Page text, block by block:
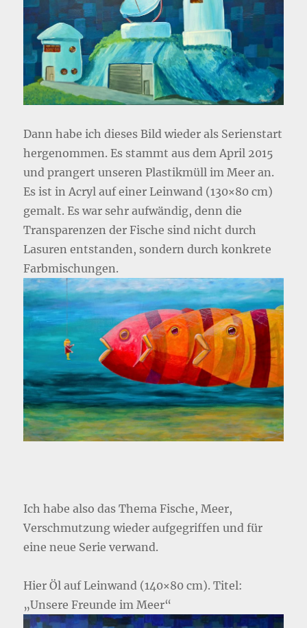
Dann habe ich dieses Bild wieder als Serienstart
hergenommen. Es stammt aus dem April 2015
und prangert unseren Plastikmüll im Meer an.
Es ist in Acryl auf einer Leinwand (130×80 cm)
gemalt. Es war sehr aufwändig, denn die
Transparenzen der Fische sind nicht durch
Lasuren entstanden, sondern durch konkrete
Farbmischungen.
Ich habe also das Thema Fische, Meer,
Verschmutzung wieder aufgegriffen und für
eine neue Serie verwand.
Hier Öl auf Leinwand (140×80 cm). Titel:
„Unsere Freunde im Meer“